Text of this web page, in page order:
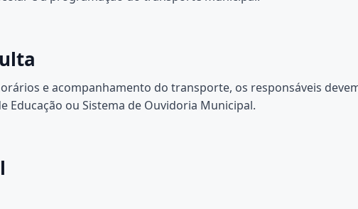
e acompanhamento do transporte, os responsáveis
Educação ou Sistema de Ouvidoria Municipal.